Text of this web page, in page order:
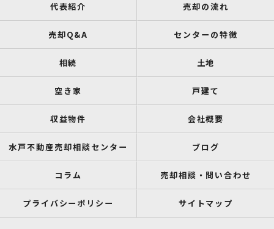
代表紹介 売却の流れ
売却Q&A センターの特徴
相続 土地
空き家 戸建て
収益物件 会社概要
水戸不動産売却相談センター ブログ
コラム 売却相談・問い合わせ
プライバシーポリシー サイトマップ